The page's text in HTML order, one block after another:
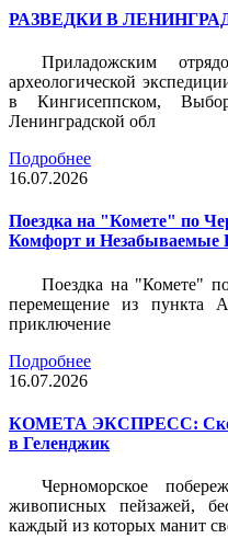
РАЗВЕДКИ В
Приладожским
археологической
в Кингисеппском,
Ленинградской обл
Подробнее
16.07.2026
Поездка на "Комете" по
Комфорт и Незабываемые
Поездка на "Комете"
перемещение из пункта
приключение
Подробнее
16.07.2026
КОМЕТА ЭКСПРЕСС:
в Геленджик
Черноморское
живописных пейзажей,
каждый из которых манит